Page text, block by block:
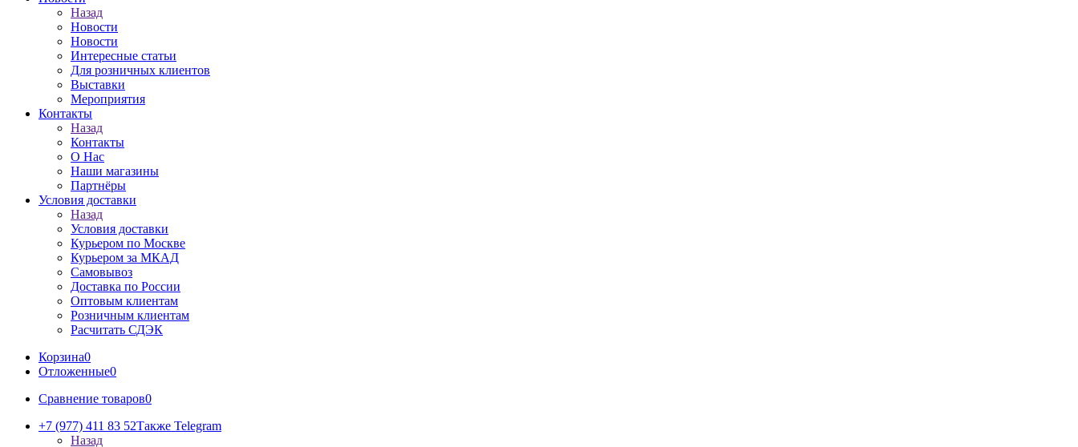
Назад
Новости
Новости
Интересные статьи
Для розничных клиентов
Выставки
Мероприятия
Контакты
Назад
Контакты
О Нас
Наши магазины
Партнёры
Условия доставки
Назад
Условия доставки
Курьером по Москве
Курьером за МКАД
Самовывоз
Доставка по России
Оптовым клиентам
Розничным клиентам
Расчитать СДЭК
Корзина0
Отложенные0
Сравнение товаров0
+7 (977) 411 83 52Также Telegram
Назад